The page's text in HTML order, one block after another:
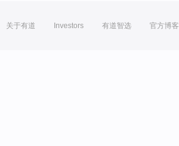
关于有道 Investors 有道智选 官方博客